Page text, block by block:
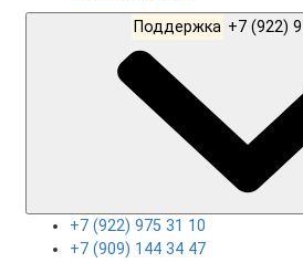
Поддержка
+7 (922) 975 31 10
+7 (909) 144 34 47